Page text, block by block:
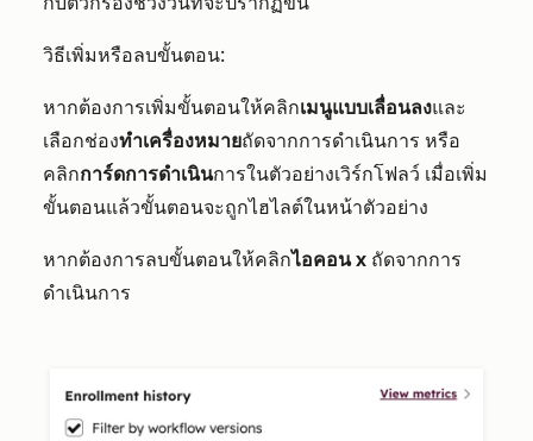
วิธีเพิ่มหรือลบขั้นตอน:
หากต้องการเพิ่มขั้นตอนให้คลิกเมนูแบบเลื่อนลงและ
เลือกช่องทำเครื่องหมายถัดจากการดำเนินการ หรือ
คลิกการ์ดการดำเนินการในตัวอย่างเวิร์กโฟลว์ เมื่อเพิ่ม
ขั้นตอนแล้วขั้นตอนจะถูกไฮไลต์ในหน้าตัวอย่าง
หากต้องการลบขั้นตอนให้คลิกไอคอน x ถัดจากการ
ดำเนินการ